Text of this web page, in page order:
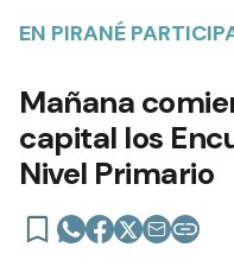
EN PIRANÉ
Mañana
capital los
Nivel Primario